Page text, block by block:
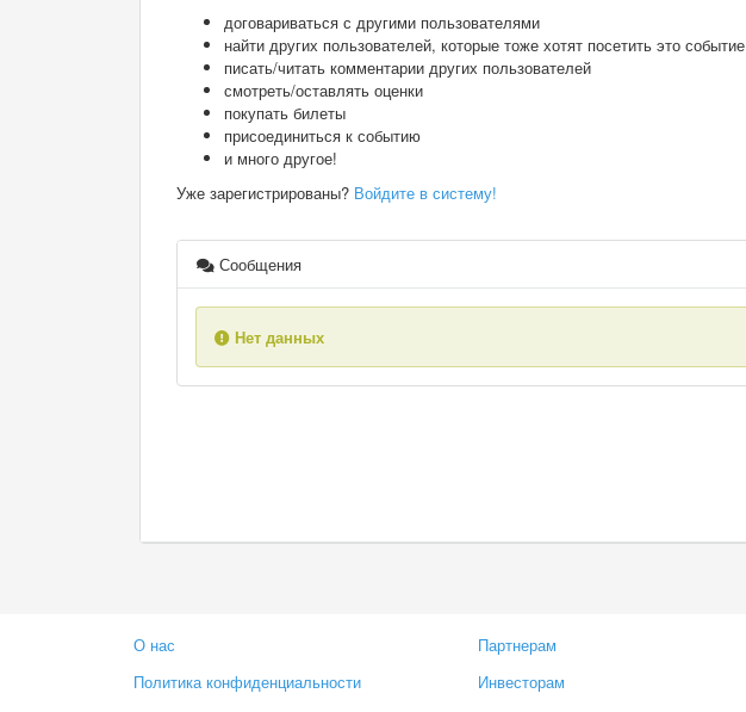
договариваться с другими пользователями
найти других пользователей, которые тоже хотят посетить это событие
писать/читать комментарии других пользователей
смотреть/оставлять оценки
покупать билеты
присоединиться к событию
и много другое!
Уже зарегистрированы? Войдите в систему!
Сообщения
Нет данных
О нас
Политика конфиденциальности
Партнерам
Инвесторам